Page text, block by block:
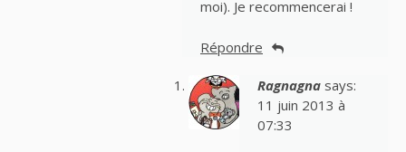
moi). Je recommencerai !
Répondre
Ragnagna says:
11 juin 2013 à
07:33